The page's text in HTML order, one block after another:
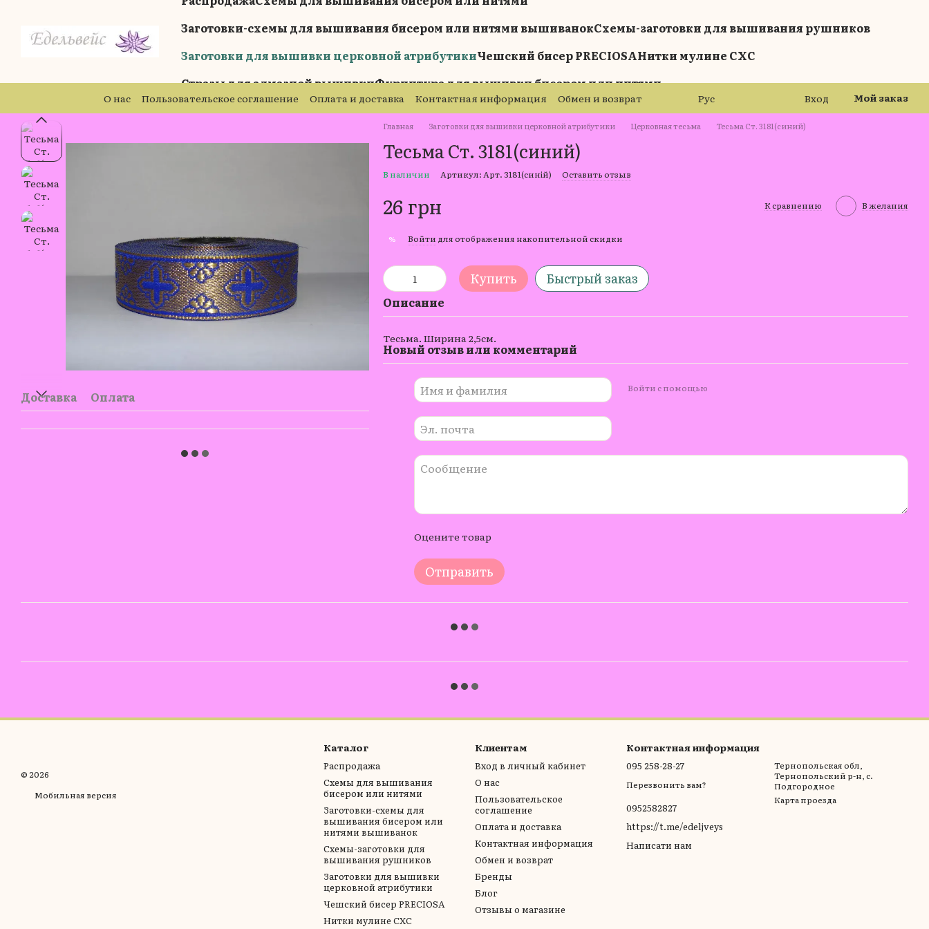
Заготовки-схемы для вышивания бисером или нитями вышиванокСхемы-заготовки для вышивания рушников
Заготовки для вышивки церковной атрибутикиЧешский бисер PRECIOSAНитки мулине СХС
Стразы для алмазной вышивкиФурнитура для вышивки бисером или нитями
О нас Пользовательское соглашение Оплата и доставка Контактная информация
Обмен и возврат
Бренды
Блог Отзывы о магазине
Рус Вход Мой заказ
Доставка Оплата
Главная Заготовки для вышивки церковной атрибутики Церковная тесьма Тесьма Ст. 3181(синий)
Тесьма Ст. 3181(синий)
В наличии Артикул: Арт. 3181(синій) Оставить отзыв
26 грн К сравнению В желания
% Войти для отображения накопительной скидки
Купить Быстрый заказ
Описание
Тесьма. Ширина 2,5см.
Новый отзыв или комментарий
Войти с помощью
Оцените товар
Отправить
© 2026
Мобильная версия
Каталог
Распродажа
Схемы для вышивания
бисером или нитями
Заготовки-схемы для
вышивания бисером или
нитями вышиванок
Схемы-заготовки для
вышивания рушников
Заготовки для вышивки
церковной атрибутики
Чешский бисер PRECIOSA
Нитки мулине СХС
Клиентам
Вход в личный кабинет
О нас
Пользовательское
соглашение
Оплата и доставка
Контактная информация
Обмен и возврат
Бренды
Блог
Отзывы о магазине
Контактная информация
095 258-28-27
Перезвонить вам?
0952582827
https://t.me/edeljveys
Написати нам
Тернопольская обл,
Тернопольский р-н, с.
Подгородное
Карта проезда